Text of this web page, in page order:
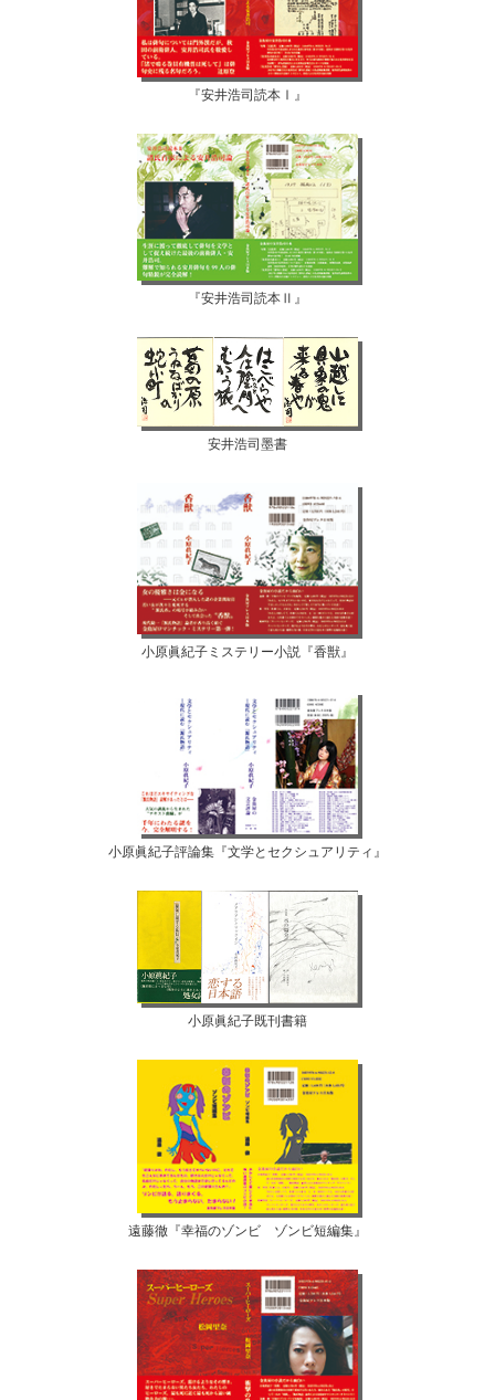
『安井浩司読本Ⅰ』
『安井浩司読本Ⅱ』
安井浩司墨書
小原眞紀子ミステリー小説『香獣』
小原眞紀子評論集『文学とセクシュアリティ』
小原眞紀子既刊書籍
遠藤徹『幸福のゾンビ ゾンビ短編集』